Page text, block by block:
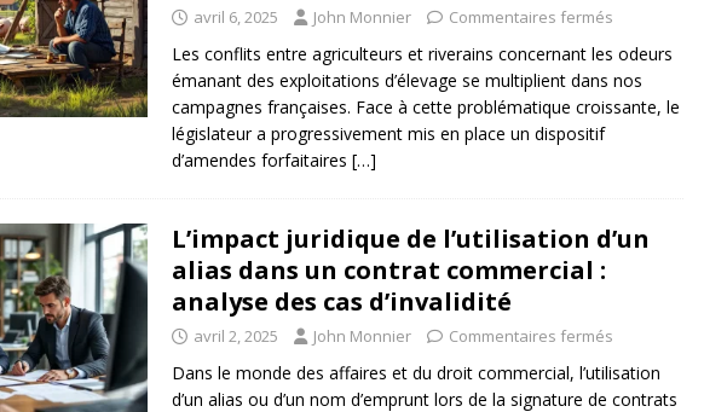
avril 6, 2025 John Monnier Commentaires fermés
Les conflits entre agriculteurs et riverains concernant les odeurs
émanant des exploitations d’élevage se multiplient dans nos
campagnes françaises. Face à cette problématique croissante, le
législateur a progressivement mis en place un dispositif
d’amendes forfaitaires […]
L’impact juridique de l’utilisation d’un
alias dans un contrat commercial :
analyse des cas d’invalidité
avril 2, 2025 John Monnier Commentaires fermés
Dans le monde des affaires et du droit commercial, l’utilisation
d’un alias ou d’un nom d’emprunt lors de la signature de contrats